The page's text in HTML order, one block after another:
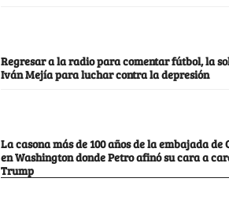
Regresar a la radio para comentar fútbol, la
Iván Mejía para luchar contra la depresión
La casona más de 100 años de la embajada de
en Washington donde Petro afinó su cara a
Trump